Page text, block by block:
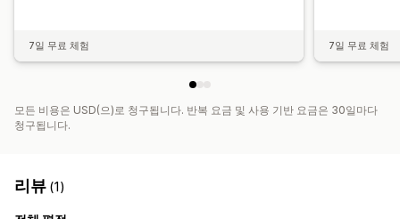
7일 무료 체험 7일 무료 체험
모든 비용은 USD(으)로 청구됩니다. 반복 요금 및 사용 기반 요금은 30일마다
청구됩니다.
리뷰 (1)